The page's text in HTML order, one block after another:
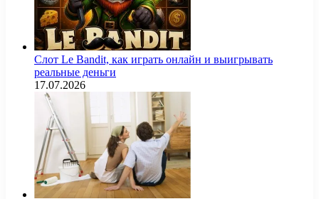
Слот Le Bandit, как играть онлайн и выигрывать
реальные деньги
17.07.2026